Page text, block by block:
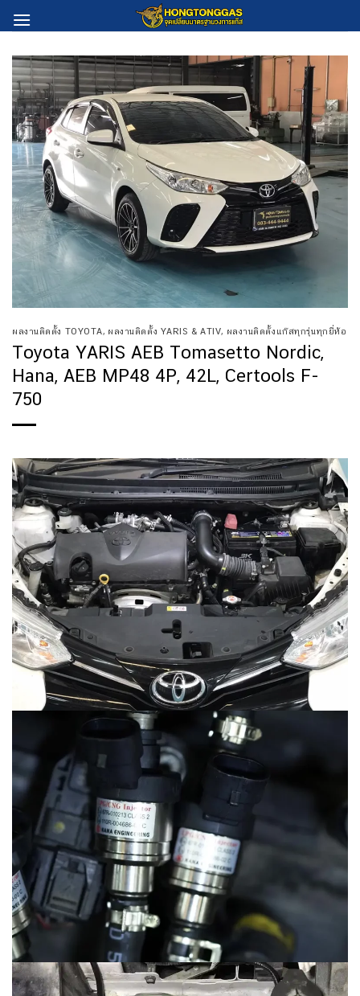
to
ผลงานติดตั้ง TOYOTA, ผลงานติดตั้ง YARIS & ATIV, ผลงานติดตั้งแก๊สทุกรุ่นทุกยี่ห้อ
Toyota YARIS AEB Tomasetto Nordic,
Hana, AEB MP48 4P, 42L, Certools F-
750